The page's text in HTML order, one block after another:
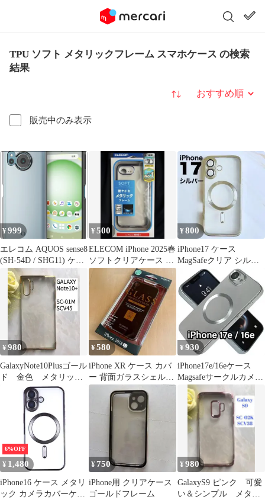
TPU ソフト メタリックフレーム スマホケース の検索
結果
販売中のみ表示
並び替え
¥999
エレコム AQUOS sense8
(SH-54D / SHG11) ケー
ス ソフト カバー カメ
ラ周り保護 ストラップ
ホール付 メタリックフ
レーム メタリックブラ
ック PM-S234UCTMBK
¥500
ELECOM iPhone 2025春
ソフトクリアケース メ
タリックブルー
¥800
iPhone17 ケース
MagSafeクリア シルバ
ーフレーム マグセーフ
¥980
GalaxyNote10Plusゴール
ド 金色 メタリック
感フレームTPUケース
¥580
iPhone XR ケース カバ
ー 背面ガラスシェルケ
ース ホワイト
¥ 930
iPhone17e/16eケース
Magsafeサークルカメラ
レンズ保護シルバー
6%OFF
¥ 1,480
iPhone16 ケース メタリ
ック カメラカバーケー
¥750
iPhone用 クリアケース
ゴールドフレーム
¥980
GalaxyS9 ピンク 可愛
い＆シンプル メタル